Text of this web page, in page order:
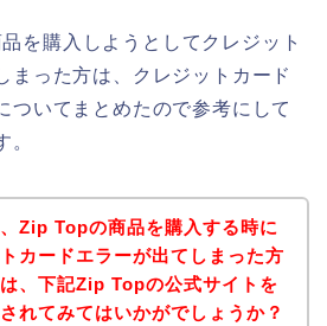
を購入しようとしてクレジット
まった方は、クレジットカード
ついてまとめたので参考にして
。
Zip Topの商品を購入する時に
カードエラーが出てしまった方
、下記Zip Topの公式サイトを
れてみてはいかがでしょうか？